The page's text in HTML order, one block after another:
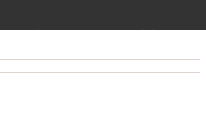
(guerras, gobiernos,
la humanidad desde el